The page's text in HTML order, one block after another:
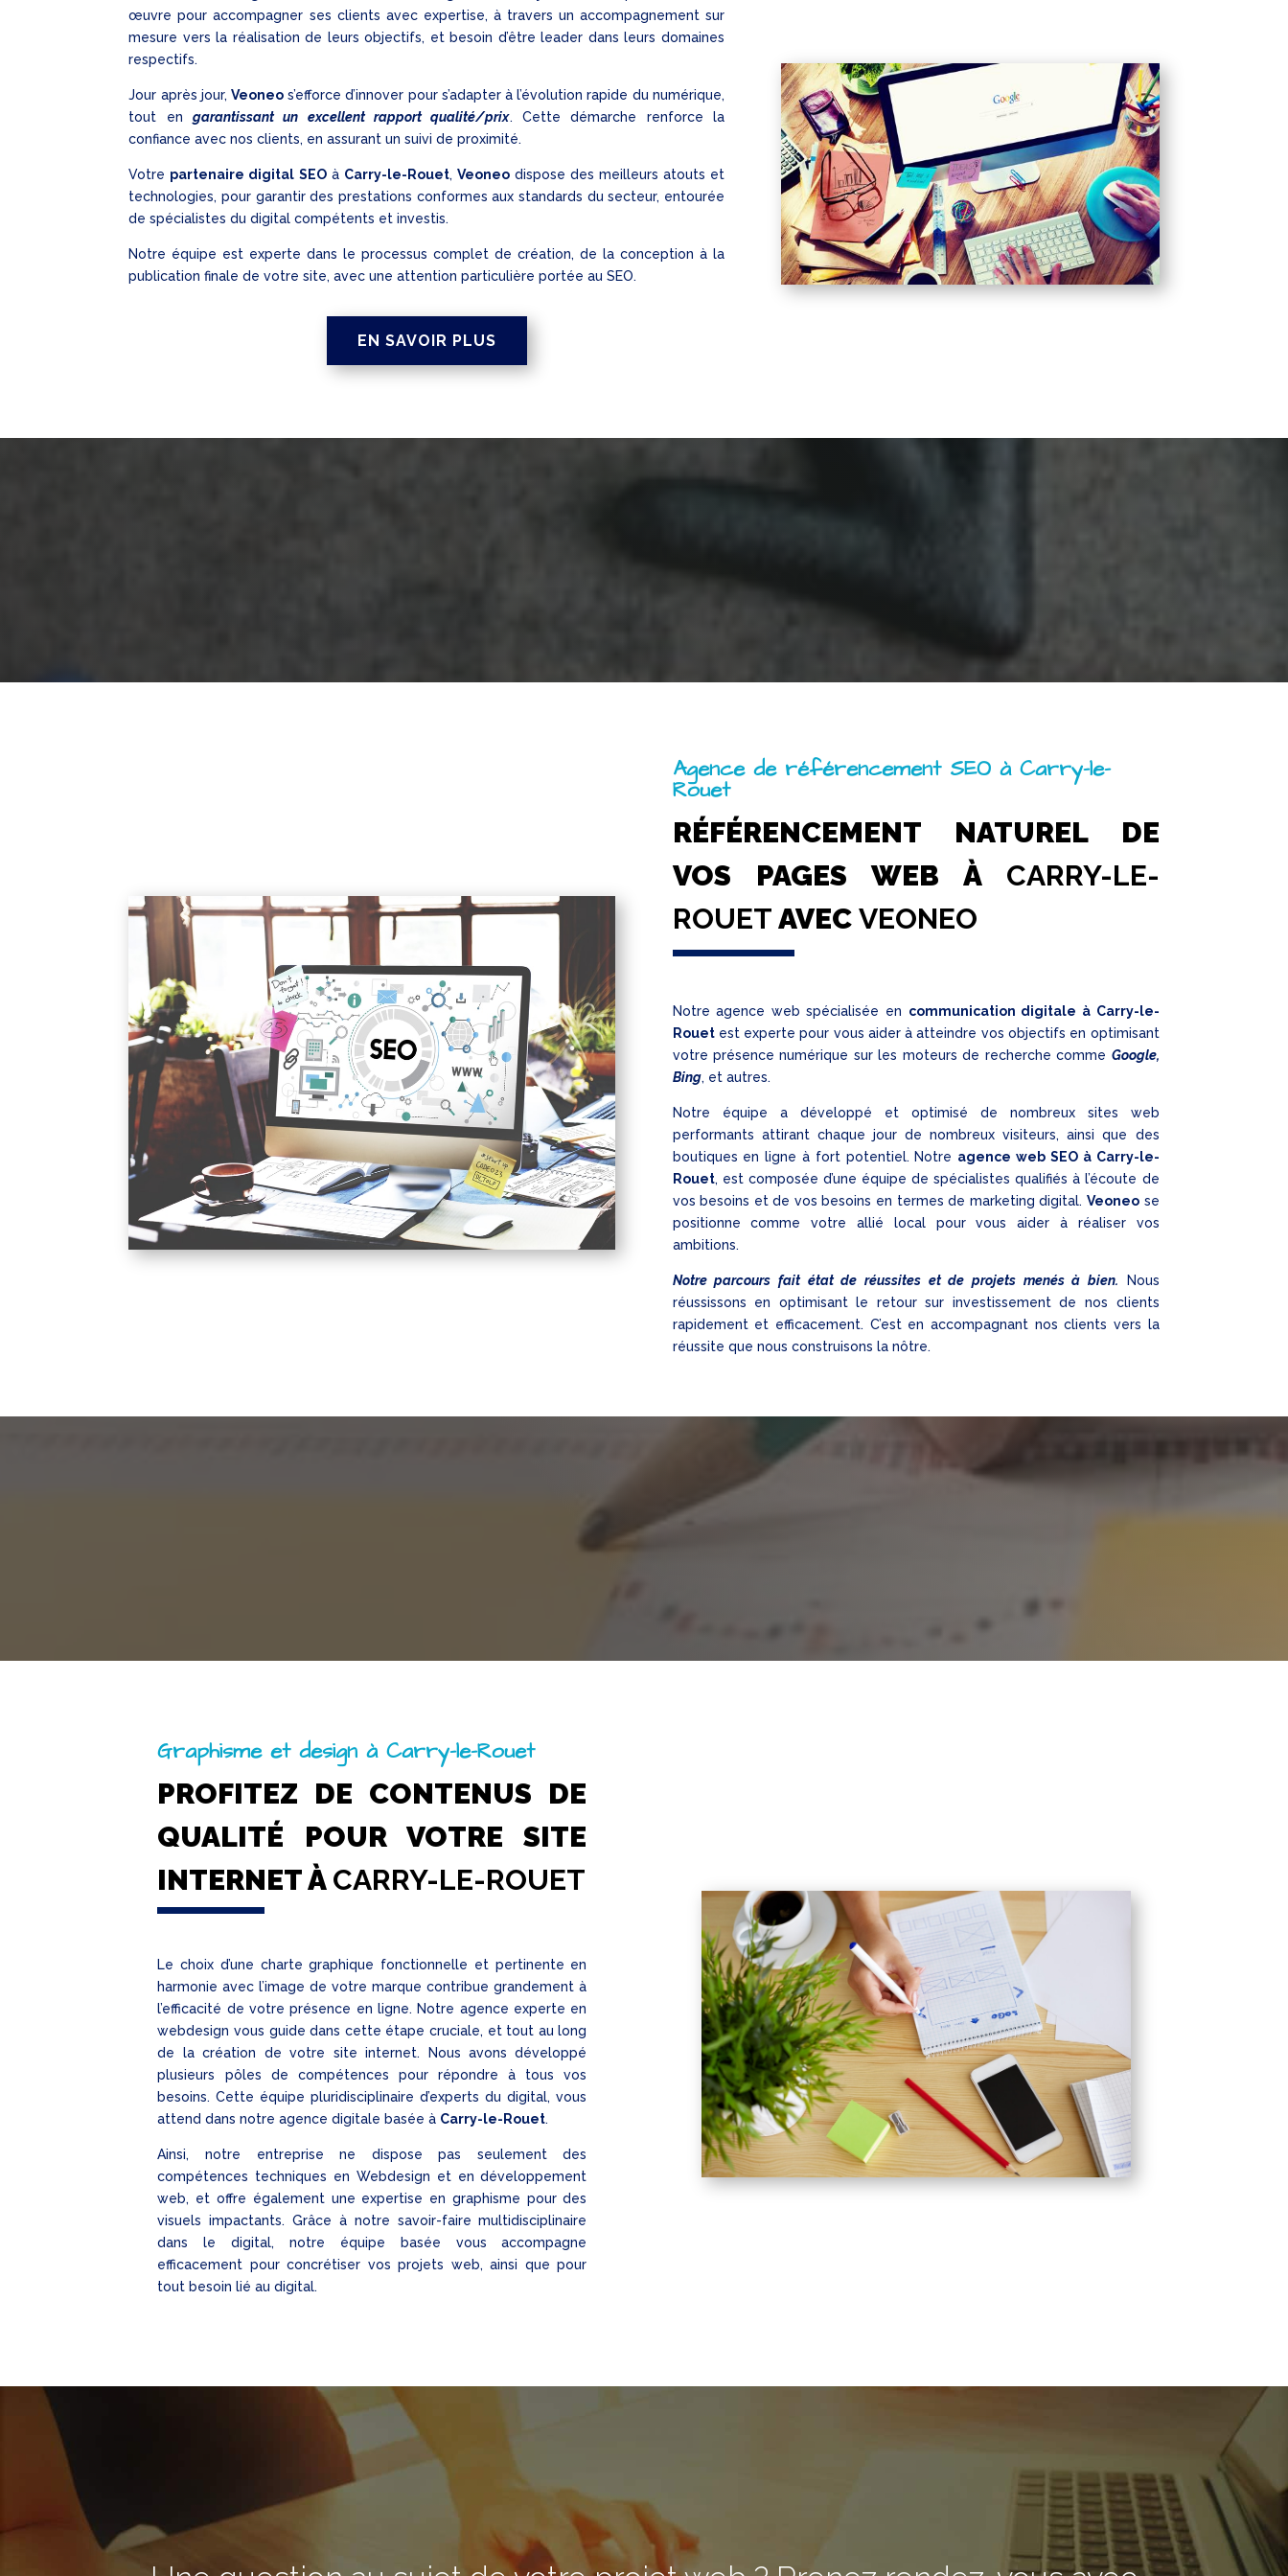
œuvre pour accompagner ses clients avec expertise, à travers un accompagnement sur
mesure vers la réalisation de leurs objectifs, et besoin d’être leader dans leurs domaines
respectifs.
Jour après jour,Veoneo s’efforce d’innover pour s’adapter à l’évolution rapide du numérique,
tout engarantissant un excellent rapport qualité/prix. Cette démarche renforce la
confiance avec nos clients, en assurant un suivi de proximité.
Votre partenaire digital SEOà Carry-le-Rouet, Veoneodispose des meilleurs atouts et
technologies, pour garantir des prestations conformes aux standards du secteur, entourée
de spécialistes du digital compétents et investis.
Notre équipe est experte dans le processus complet de création, de la conception à la
publication finale de votre site, avec une attention particulière portée au SEO.
EN SAVOIR PLUS
Agence de référencement SEO à Carry-le-
Rouet
RÉFÉRENCEMENT NATUREL DE
VOS PAGES WEB À CARRY-LE-
ROUET AVEC VEONEO
Notre agence web spécialisée en communication digitale à Carry-le-
Rouetest experte pour vous aider à atteindre vos objectifs en optimisant
votre présence numérique sur les moteurs de recherche comme Google,
Bing, et autres.
Notre équipe a développé et optimisé de nombreux sites web
performants attirant chaque jour de nombreux visiteurs, ainsi que des
boutiques en ligne à fort potentiel. Notre agence web SEO à Carry-le-
Rouet, est composée d’une équipe de spécialistes qualifiés à l’écoute de
vos besoins et de vos besoins en termes de marketing digital. Veoneose
positionne comme votre allié local pour vous aider à réaliser vos
ambitions.
Notre parcours fait état de réussites et de projets menés à bien. Nous
réussissons en optimisant le retour sur investissement de nos clients
rapidement et efficacement. C’est en accompagnant nos clients vers la
réussite que nous construisons la nôtre.
Graphisme et design à Carry-le-Rouet
PROFITEZ DE CONTENUS DE
QUALITÉ POUR VOTRE SITE
INTERNET À CARRY-LE-ROUET
Le choix d’une charte graphique fonctionnelle et pertinente en
harmonie avec l’image de votre marque contribue grandement à
l’efficacité de votre présence en ligne. Notre agence experte en
webdesign vous guide dans cette étape cruciale, et tout au long
de la création de votre site internet. Nous avons développé
plusieurs pôles de compétences pour répondre à tous vos
besoins. Cette équipe pluridisciplinaire d’experts du digital, vous
attend dans notre agence digitale basée à Carry-le-Rouet.
Ainsi, notre entreprise ne dispose pas seulement des
compétences techniques en Webdesign et en développement
web, et offre également une expertise en graphisme pour des
visuels impactants. Grâce à notre savoir-faire multidisciplinaire
dans le digital, notre équipe basée vous accompagne
efficacement pour concrétiser vos projets web, ainsi que pour
tout besoin lié au digital.